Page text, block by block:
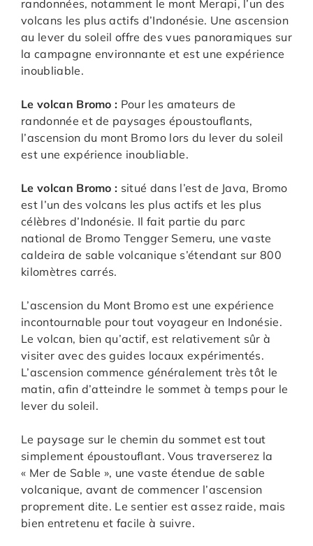
randonnées, notamment le mont Merapi, l’un des
volcans les plus actifs d’Indonésie. Une ascension
au lever du soleil offre des vues panoramiques sur
la campagne environnante et est une expérience
inoubliable.
Le volcan Bromo : Pour les amateurs de
randonnée et de paysages époustouflants,
l’ascension du mont Bromo lors du lever du soleil
est une expérience inoubliable.
Le volcan Bromo : situé dans l’est de Java, Bromo
est l’un des volcans les plus actifs et les plus
célèbres d’Indonésie. Il fait partie du parc
national de Bromo Tengger Semeru, une vaste
caldeira de sable volcanique s’étendant sur 800
kilomètres carrés.
L’ascension du Mont Bromo est une expérience
incontournable pour tout voyageur en Indonésie.
Le volcan, bien qu’actif, est relativement sûr à
visiter avec des guides locaux expérimentés.
L’ascension commence généralement très tôt le
matin, afin d’atteindre le sommet à temps pour le
lever du soleil.
Le paysage sur le chemin du sommet est tout
simplement époustouflant. Vous traverserez la
« Mer de Sable », une vaste étendue de sable
volcanique, avant de commencer l’ascension
proprement dite. Le sentier est assez raide, mais
bien entretenu et facile à suivre.